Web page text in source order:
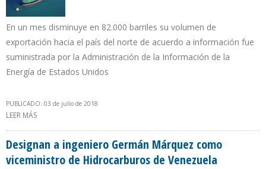
En un mes disminuye en 82.000 barriles su volumen de
exportación hacia el país del norte de acuerdo a información fue
suministrada por la Administración de la Información de la
Energía de Estados Unidos
PUBLICADO: 03 de julio de 2018
LEER MÁS
Designan a ingeniero Germán Márquez como
viceministro de Hidrocarburos de Venezuela